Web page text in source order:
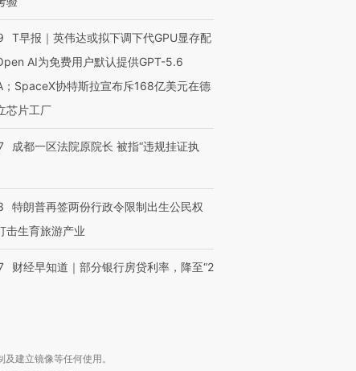
T早报｜英伟达或拟下调下代GPU显存配
AI为免费用户默认提供GPT-5.6
；SpaceX协特斯拉宣布斥168亿美元在德
芯片工厂
成都一区法院原院长 被指“违规挂证执
特朗普再签两份行政令限制出生公民权
击生育旅游产业
财经早知道｜部分银行房贷利率，降至“2
建立镜像等任何使用。